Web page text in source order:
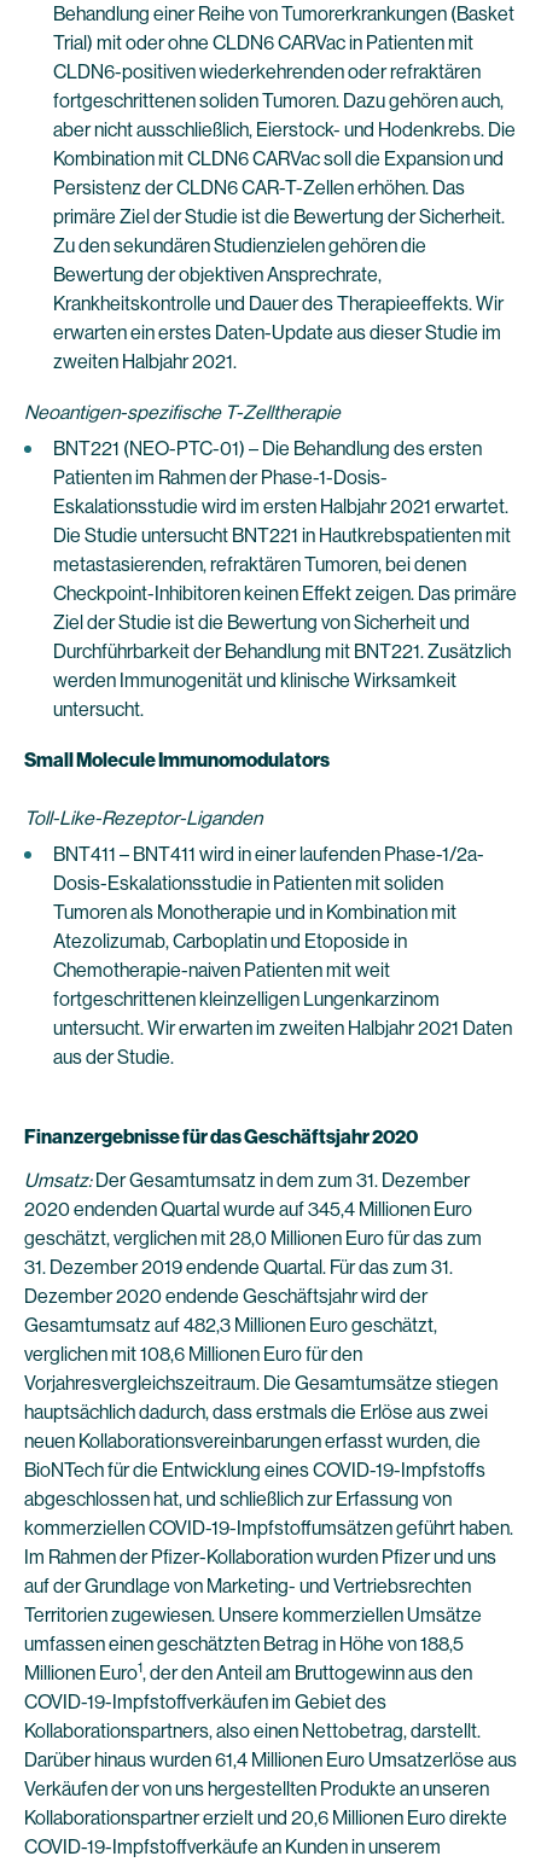
Behandlung einer Reihe von Tumorerkrankungen (Basket
Trial) mit oder ohne CLDN6 CARVac in Patienten mit
CLDN6-positiven wiederkehrenden oder refraktären
fortgeschrittenen soliden Tumoren. Dazu gehören auch,
aber nicht ausschließlich, Eierstock- und Hodenkrebs. Die
Kombination mit CLDN6 CARVac soll die Expansion und
Persistenz der CLDN6 CAR-T-Zellen erhöhen. Das
primäre Ziel der Studie ist die Bewertung der Sicherheit.
Zu den sekundären Studienzielen gehören die
Bewertung der objektiven Ansprechrate,
Krankheitskontrolle und Dauer des Therapieeffekts. Wir
erwarten ein erstes Daten-Update aus dieser Studie im
zweiten Halbjahr 2021.
Neoantigen-spezifische T-Zelltherapie
BNT221 (NEO-PTC-01) – Die Behandlung des ersten
Patienten im Rahmen der Phase-1-Dosis-
Eskalationsstudie wird im ersten Halbjahr 2021 erwartet.
Die Studie untersucht BNT221 in Hautkrebspatienten mit
metastasierenden, refraktären Tumoren, bei denen
Checkpoint-Inhibitoren keinen Effekt zeigen. Das primäre
Ziel der Studie ist die Bewertung von Sicherheit und
Durchführbarkeit der Behandlung mit BNT221. Zusätzlich
werden Immunogenität und klinische Wirksamkeit
untersucht.
Small Molecule Immunomodulators
Toll-Like-Rezeptor-Liganden
BNT411 – BNT411 wird in einer laufenden Phase-1/2a-
Dosis-Eskalationsstudie in Patienten mit soliden
Tumoren als Monotherapie und in Kombination mit
Atezolizumab, Carboplatin und Etoposide in
Chemotherapie-naiven Patienten mit weit
fortgeschrittenen kleinzelligen Lungenkarzinom
untersucht. Wir erwarten im zweiten Halbjahr 2021 Daten
aus der Studie.
Finanzergebnisse für das Geschäftsjahr 2020
Umsatz:Der Gesamtumsatz in dem zum 31. Dezember
2020 endenden Quartal wurde auf 345,4 Millionen Euro
geschätzt, verglichen mit 28,0 Millionen Euro für das zum
31. Dezember 2019 endende Quartal. Für das zum 31.
Dezember 2020 endende Geschäftsjahr wird der
Gesamtumsatz auf 482,3 Millionen Euro geschätzt,
verglichen mit 108,6 Millionen Euro für den
Vorjahresvergleichszeitraum. Die Gesamtumsätze stiegen
hauptsächlich dadurch, dass erstmals die Erlöse aus zwei
neuen Kollaborationsvereinbarungen erfasst wurden, die
BioNTech für die Entwicklung eines COVID-19-Impfstoffs
abgeschlossen hat, und schließlich zur Erfassung von
kommerziellen COVID-19-Impfstoffumsätzen geführt haben.
Im Rahmen der Pfizer-Kollaboration wurden Pfizer und uns
auf der Grundlage von Marketing- und Vertriebsrechten
Territorien zugewiesen. Unsere kommerziellen Umsätze
umfassen einen geschätzten Betrag in Höhe von 188,5
Millionen Euro1, der den Anteil am Bruttogewinn aus den
COVID-19-Impfstoffverkäufen im Gebiet des
Kollaborationspartners, also einen Nettobetrag, darstellt.
Darüber hinaus wurden 61,4 Millionen Euro Umsatzerlöse aus
Verkäufen der von uns hergestellten Produkte an unseren
Kollaborationspartner erzielt und 20,6 Millionen Euro direkte
COVID-19-Impfstoffverkäufe an Kunden in unserem